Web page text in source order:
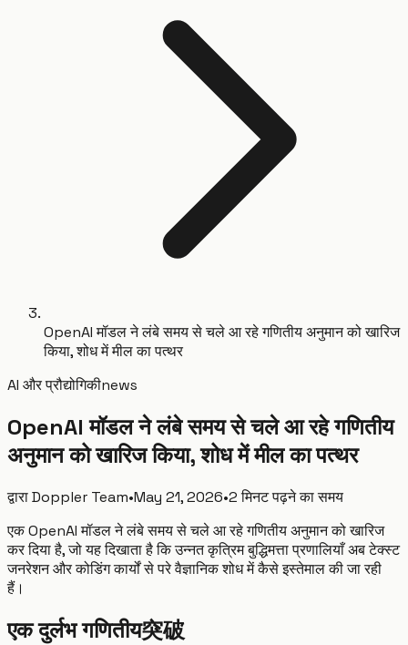
OpenAI मॉडल ने लंबे समय से चले आ रहे गणितीय अनुमान को खारिज
किया, शोध में मील का पत्थर
AI और प्रौद्योगिकीnews
OpenAI मॉडल ने लंबे समय से चले आ रहे गणितीय
अनुमान को खारिज किया, शोध में मील का पत्थर
द्वाराDoppler Team•May 21, 2026•2 मिनट पढ़ने का समय
एक OpenAI मॉडल ने लंबे समय से चले आ रहे गणितीय अनुमान को खारिज
कर दिया है, जो यह दिखाता है कि उन्नत कृत्रिम बुद्धिमत्ता प्रणालियाँ अब टेक्स्ट
जनरेशन और कोडिंग कार्यों से परे वैज्ञानिक शोध में कैसे इस्तेमाल की जा रही
हैं।
एक दुर्लभ गणितीय突破